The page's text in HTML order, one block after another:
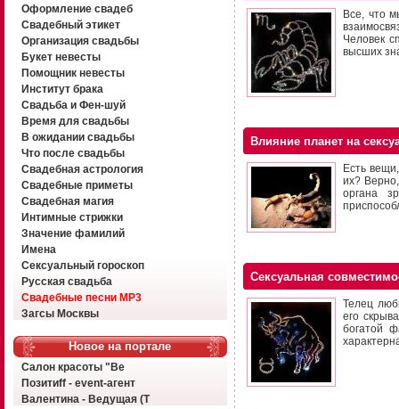
Оформление свадеб
Свадебный этикет
Организация свадьбы
Букет невесты
Помощник невесты
Институт брака
Свадьба и Фен-шуй
Время для свадьбы
В ожидании свадьбы
Что после свадьбы
Свадебная астрология
Свадебные приметы
Свадебная магия
Интимные стрижки
Значение фамилий
Имена
Сексуальный гороскоп
Русская свадьба
Свадебные песни MP3
Загсы Москвы
Новое на портале
Салон красоты "Ве
Позитиff - event-агент
Валентина - Ведущая (Т
Все, что
Человек
высших
Влияние планет на
Есть
их?
органа
Сексуальная
Телец
его
богатой